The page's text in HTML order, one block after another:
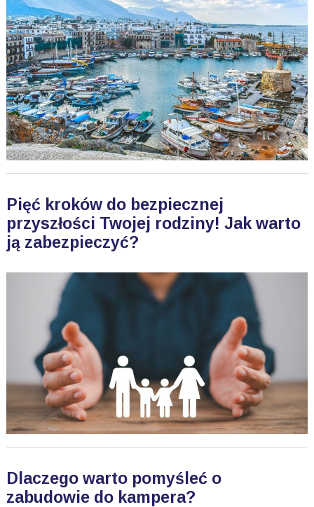
Pięć kroków do bezpiecznej
przyszłości Twojej rodziny! Jak warto
ją zabezpieczyć?
Dlaczego warto pomyśleć o
zabudowie do kampera?